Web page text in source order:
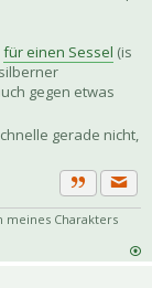
für einen Sessel (is
gegen etwas
gerade nicht,
Zitat
meines Charakters